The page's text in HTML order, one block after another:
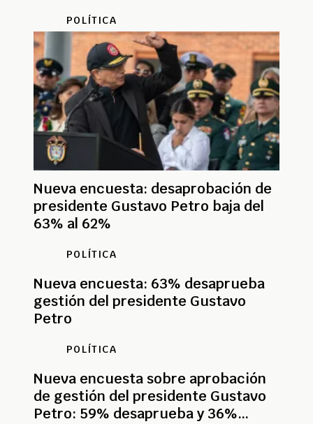
POLÍTICA
Nueva encuesta: desaprobación de
presidente Gustavo Petro baja del
63% al 62%
POLÍTICA
Nueva encuesta: 63% desaprueba
gestión del presidente Gustavo
Petro
POLÍTICA
Nueva encuesta sobre aprobación
de gestión del presidente Gustavo
Petro: 59% desaprueba y 36%